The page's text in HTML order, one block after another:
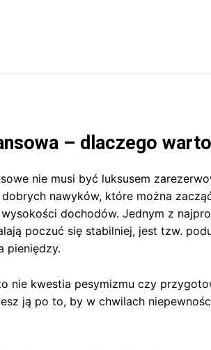
– dlaczego
nie musi być luksusem
nawyków, które można
dochodów. Jednym z
poczuć się stabilniej, jest tzw.
pieniędzy.
nie kwestia pesymizmu czy
ją po to, by w chwilach